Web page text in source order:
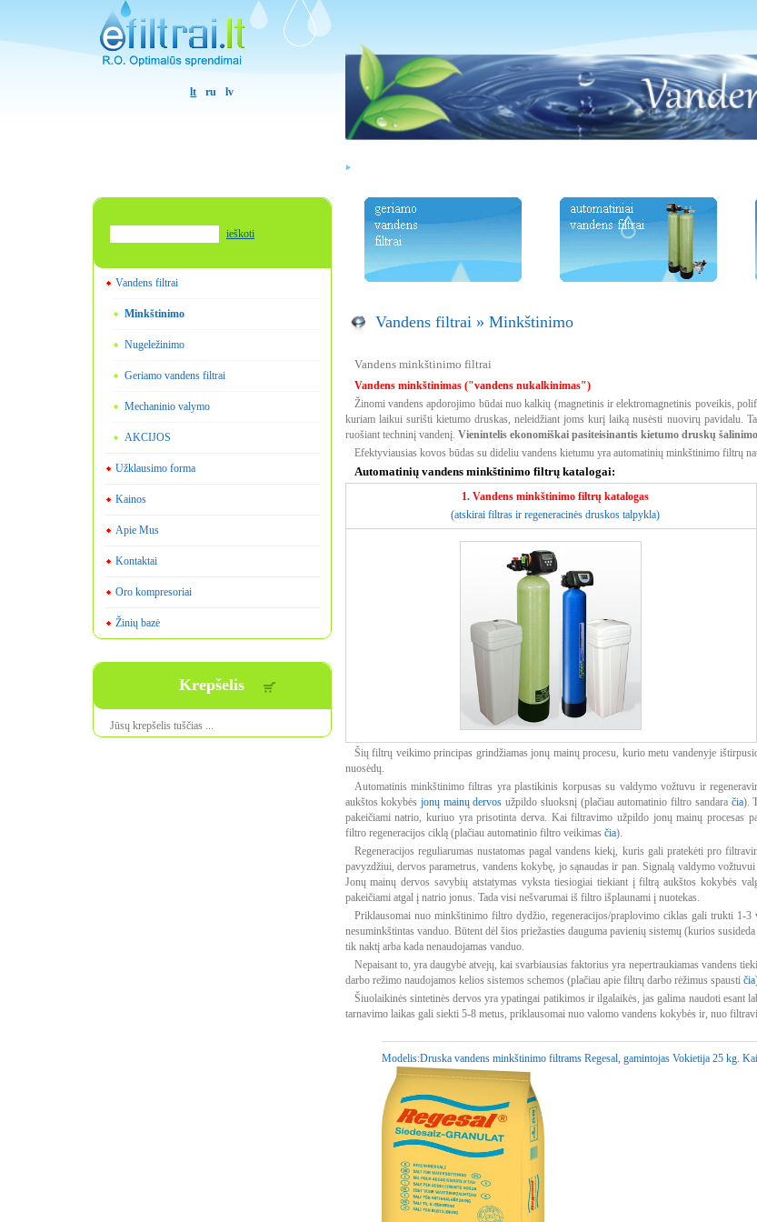
lt ru lv
ieškoti
Vandens filtrai
Minkštinimo
Nugeležinimo
Geriamo vandens filtrai
Mechaninio valymo
AKCIJOS
Užklausimo forma
Kainos
Apie Mus
Kontaktai
Oro kompresoriai
Žinių bazė
Krepšelis
Jūsų krepšelis tuščias ...
Vandens filtrai» Minkštinimo
Vandens minkštinimo filtrai
Vandens minkštinimas ("vandens nukalkinimas")
Žinomi vandens apdorojimo būdai nuo kalkių (magnetinis ir elektromagnetinis poveikis,
kuriam laikui surišti kietumo druskas, neleidžiant joms kurį laiką nusėsti nuovirų pavidalu.
ruošiant techninį vandenį. Vienintelis ekonomiškai pasiteisinantis kietumo druskų
Efektyviausias kovos būdas su dideliu vandens kietumu yra automatinių minkštinimo filtrų
Automatinių vandens minkštinimo filtrų katalogai:
1. Vandens minkštinimo filtrų katalogas
(atskirai filtras ir regeneracinės druskos talpykla)
Šių filtrų veikimo principas grindžiamas jonų mainų procesu, kurio metu vandenyje
nuosėdų.
Automatinis minkštinimo filtras yra plastikinis korpusas su valdymo vožtuvu ir
aukštos kokybės jonų mainų dervos užpildo sluoksnį (plačiau automatinio filtro sandara čia).
pakeičiami natrio, kuriuo yra prisotinta derva. Kai filtravimo užpildo jonų mainų procesas
filtro regeneracijos ciklą (plačiau automatinio filtro veikimas čia).
Regeneracijos reguliarumas nustatomas pagal vandens kiekį, kuris gali pratekėti pro
pavyzdžiui, dervos parametrus, vandens kokybę, jo sąnaudas ir pan. Signalą valdymo
Jonų mainų dervos savybių atstatymas vyksta tiesiogiai tiekiant į filtrą aukštos kokybės
pakeičiami atgal į natrio jonus. Tada visi nešvarumai iš filtro išplaunami į nuotekas.
Priklausomai nuo minkštinimo filtro dydžio, regeneracijos/praplovimo ciklas gali trukti 1-3
nesuminkštintas vanduo. Būtent dėl šios priežasties dauguma pavienių sistemų (kurios
tik naktį arba kada nenaudojamas vanduo.
Nepaisant to, yra daugybė atvejų, kai svarbiausias faktorius yra nepertraukiamas vandens
darbo režimo naudojamos kelios sistemos schemos (plačiau apie filtrų darbo rėžimus spaustičia
Šiuolaikinės sintetinės dervos yra ypatingai patikimos ir ilgalaikės, jas galima naudoti esant
tarnavimo laikas gali siekti 5-8 metus, priklausomai nuo valomo vandens kokybės ir, nuo
Modelis:Druska vandens minkštinimo filtrams Regesal, gamintojas Vokietija 25 kg.